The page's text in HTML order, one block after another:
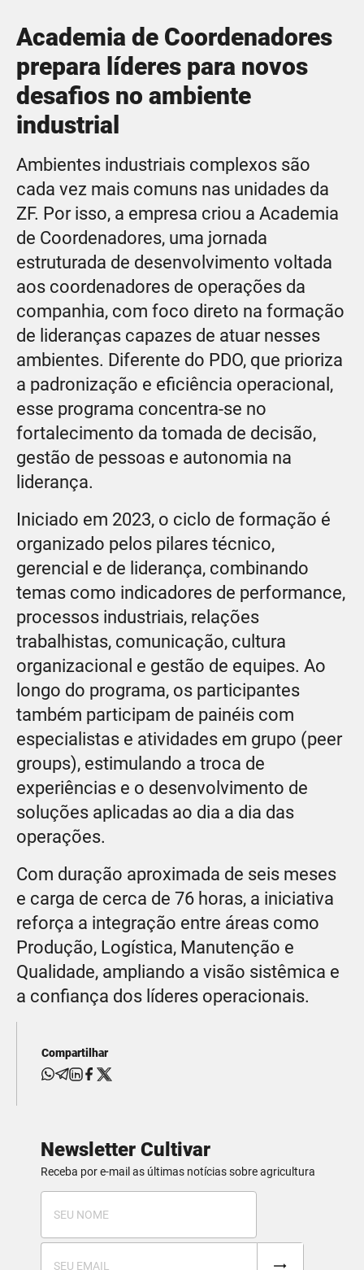
Academia de Coordenadores
prepara líderes para novos
desafios no ambiente
industrial
Ambientes industriais complexos são
cada vez mais comuns nas unidades da
ZF. Por isso, a empresa criou a Academia
de Coordenadores, uma jornada
estruturada de desenvolvimento voltada
aos coordenadores de operações da
companhia, com foco direto na formação
de lideranças capazes de atuar nesses
ambientes. Diferente do PDO, que prioriza
a padronização e eficiência operacional,
esse programa concentra-se no
fortalecimento da tomada de decisão,
gestão de pessoas e autonomia na
liderança.
Iniciado em 2023, o ciclo de formação é
organizado pelos pilares técnico,
gerencial e de liderança, combinando
temas como indicadores de performance,
processos industriais, relações
trabalhistas, comunicação, cultura
organizacional e gestão de equipes. Ao
longo do programa, os participantes
também participam de painéis com
especialistas e atividades em grupo (peer
groups), estimulando a troca de
experiências e o desenvolvimento de
soluções aplicadas ao dia a dia das
operações.
Com duração aproximada de seis meses
e carga de cerca de 76 horas, a iniciativa
reforça a integração entre áreas como
Produção, Logística, Manutenção e
Qualidade, ampliando a visão sistêmica e
a confiança dos líderes operacionais.
Compartilhar
Newsletter Cultivar
Receba por e-mail as últimas notícias sobre agricultura